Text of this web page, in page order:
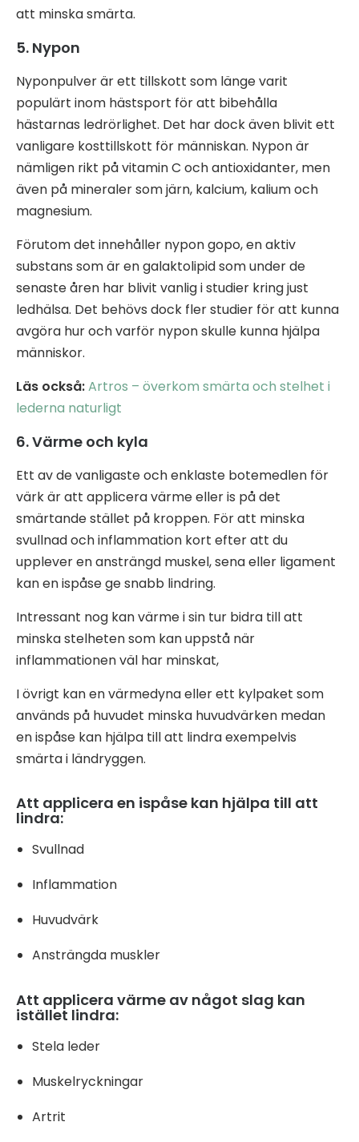
att minska smärta.
5. Nypon
Nyponpulver är ett tillskott som länge varit
populärt inom hästsport för att bibehålla
hästarnas ledrörlighet. Det har dock även blivit ett
vanligare kosttillskott för människan. Nypon är
nämligen rikt på vitamin C och antioxidanter, men
även på mineraler som järn, kalcium, kalium och
magnesium.
Förutom det innehåller nypon gopo, en aktiv
substans som är en galaktolipid som under de
senaste åren har blivit vanlig i studier kring just
ledhälsa. Det behövs dock fler studier för att kunna
avgöra hur och varför nypon skulle kunna hjälpa
människor.
Läs också:Artros – överkom smärta och stelhet i
lederna naturligt
6. Värme och kyla
Ett av de vanligaste och enklaste botemedlen för
värk är att applicera värme eller is på det
smärtande stället på kroppen. För att minska
svullnad och inflammation kort efter att du
upplever en ansträngd muskel, sena eller ligament
kan en ispåse ge snabb lindring.
Intressant nog kan värme i sin tur bidra till att
minska stelheten som kan uppstå när
inflammationen väl har minskat,
I övrigt kan en värmedyna eller ett kylpaket som
används på huvudet minska huvudvärken medan
en ispåse kan hjälpa till att lindra exempelvis
smärta i ländryggen.
Att applicera en ispåse kan hjälpa till att
lindra:
Svullnad
Inflammation
Huvudvärk
Ansträngda muskler
Att applicera värme av något slag kan
istället lindra:
Stela leder
Muskelryckningar
Artrit